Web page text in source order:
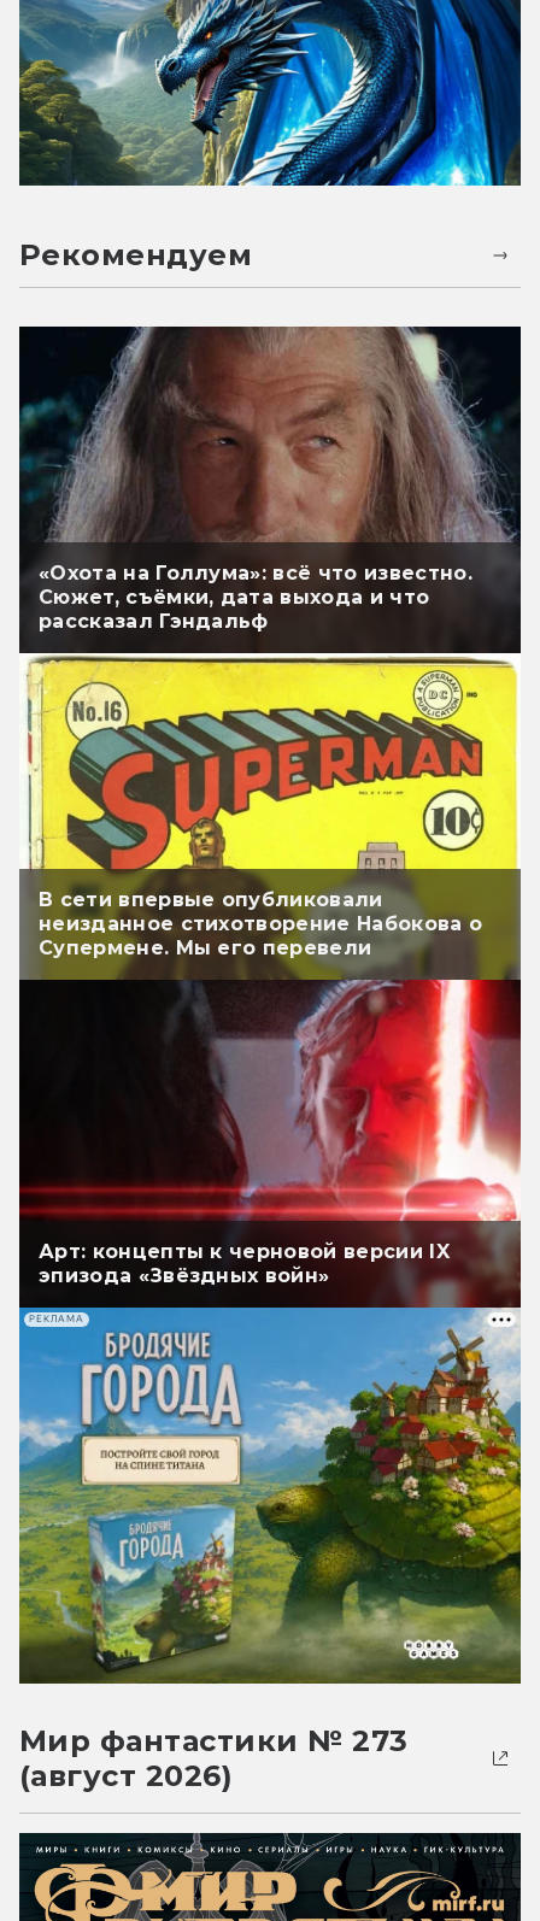
Рекомендуем
«Охота на Голлума»: всё что известно.
Сюжет, съёмки, дата выхода и что
рассказал Гэндальф
В сети впервые опубликовали
неизданное стихотворение Набокова о
Супермене. Мы его перевели
Арт: концепты к черновой версии IX
эпизода «Звёздных войн»
РЕКЛАМА
Мир фантастики № 273
(август 2026)